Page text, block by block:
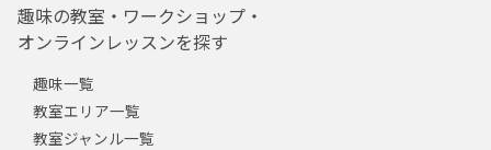
趣味の教室・ワークショップ・
オンラインレッスンを探す
趣味一覧
教室エリア一覧
教室ジャンル一覧